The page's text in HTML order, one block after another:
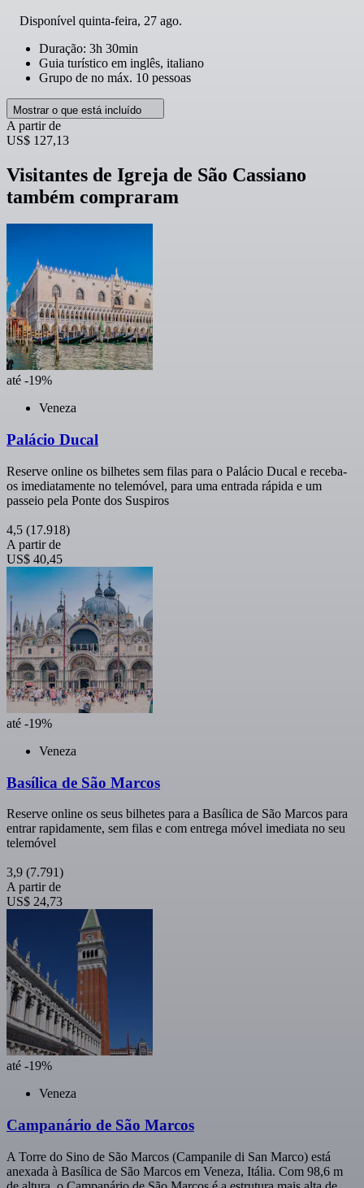
Disponível quinta-feira, 27 ago.
Duração: 3h 30min
Guia turístico em inglês, italiano
Grupo de no máx. 10 pessoas
Mostrar o que está incluído
A partir de
US$ 127,13
Visitantes de Igreja de São Cassiano
também compraram
até -19%
Veneza
Palácio Ducal
Reserve online os bilhetes sem filas para o Palácio Ducal e receba-
os imediatamente no telemóvel, para uma entrada rápida e um
passeio pela Ponte dos Suspiros
4,5 (17.918)
A partir de
US$ 40,45
até -19%
Veneza
Basílica de São Marcos
Reserve online os seus bilhetes para a Basílica de São Marcos para
entrar rapidamente, sem filas e com entrega móvel imediata no seu
telemóvel
3,9 (7.791)
A partir de
US$ 24,73
até -19%
Veneza
Campanário de São Marcos
A Torre do Sino de São Marcos (Campanile di San Marco) está
anexada à Basílica de São Marcos em Veneza, Itália. Com 98,6 m